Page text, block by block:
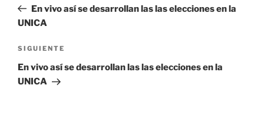
entradas
anterior:
En vivo así se desarrollan las las elecciones en la
UNICA
Siguiente
entrada
SIGUIENTE
En vivo así se desarrollan las las elecciones en la
UNICA